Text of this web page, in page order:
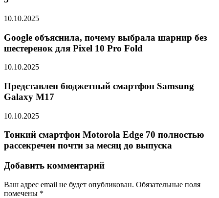
10.10.2025
Google объяснила, почему выбрала шарнир без
шестеренок для Pixel 10 Pro Fold
10.10.2025
Представлен бюджетный смартфон Samsung
Galaxy M17
10.10.2025
Тонкий смартфон Motorola Edge 70 полностью
рассекречен почти за месяц до выпуска
Добавить комментарий
Ваш адрес email не будет опубликован. Обязательные поля
помечены *